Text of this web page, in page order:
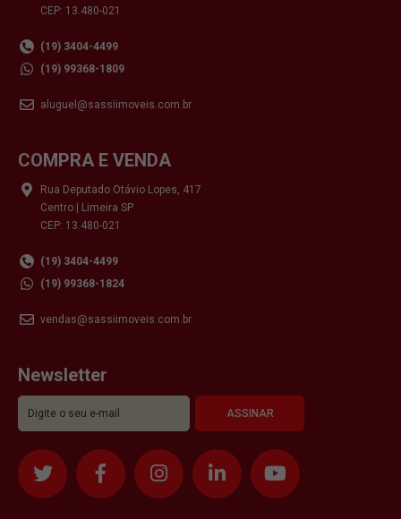
CEP: 13.480-021
(19) 3404-4499
(19) 99368-1809
aluguel@sassiimoveis.com.br
COMPRA E VENDA
Rua Deputado Otávio Lopes, 417
Centro | Limeira SP
CEP: 13.480-021
(19) 3404-4499
(19) 99368-1824
vendas@sassiimoveis.com.br
Newsletter